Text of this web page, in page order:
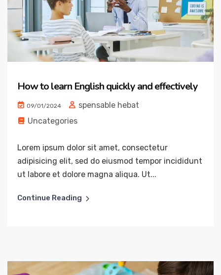
How to learn English quickly and effectively
09/01/2024
spensable hebat
Uncategories
Lorem ipsum dolor sit amet, consectetur
adipisicing elit, sed do eiusmod tempor incididunt
ut labore et dolore magna aliqua. Ut...
Continue Reading